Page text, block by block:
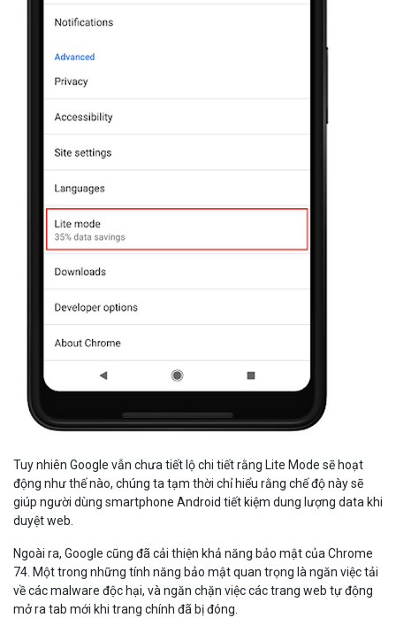
Tuy nhiên Google vẫn chưa tiết lộ chi tiết rằng Lite Mode sẽ hoạt
động như thế nào, chúng ta tạm thời chỉ hiểu rằng chế độ này sẽ
giúp người dùng smartphone Android tiết kiệm dung lượng data khi
duyệt web.
Ngoài ra, Google cũng đã cải thiện khả năng bảo mật của Chrome
74. Một trong những tính năng bảo mật quan trọng là ngăn việc tải
về các malware độc hại, và ngăn chặn việc các trang web tự động
mở ra tab mới khi trang chính đã bị đóng.